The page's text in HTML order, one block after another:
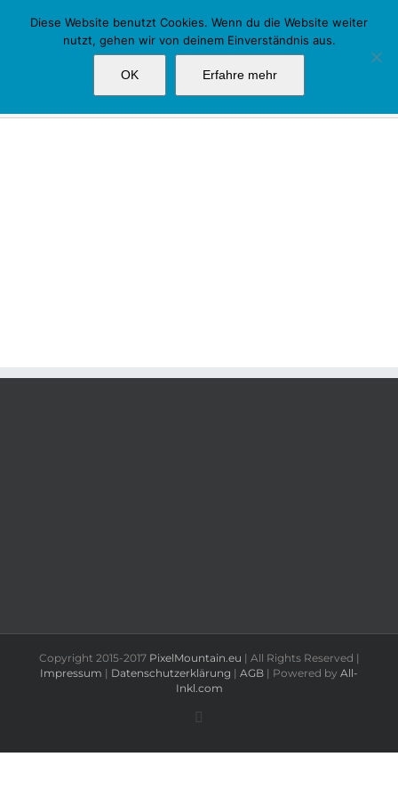
Inhalt
Copyright 2015-2017 PixelMountain.eu | All Rights Reserved |
Impressum | Datenschutzerklärung | AGB | Powered by All-
Inkl.com
Diese Website benutzt Cookies. Wenn du die Website weiter
nutzt, gehen wir von deinem Einverständnis aus.
OK Erfahre mehr